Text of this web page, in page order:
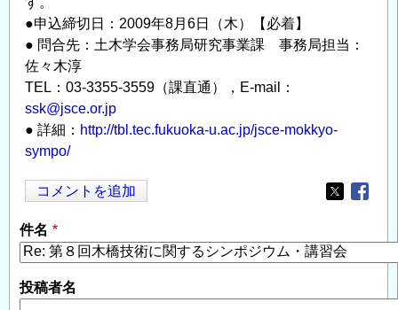
●申込締切日：2009年8月6日（木）【必着】
● 問合先：土木学会事務局研究事業課 事務局担当：
佐々木淳
TEL：03-3355-3559（課直通），E-mail：
ssk@jsce.or.jp
● 詳細： http://tbl.tec.fukuoka-u.ac.jp/jsce-mokkyo-
sympo/
コメントを追加
Opens in
件名
投稿者名